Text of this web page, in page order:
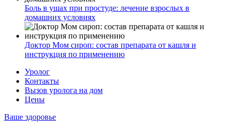
Боль в ушах при простуде: лечение взрослых в
домашних условиях
Доктор Мом сироп: состав препарата от кашля и
инструкция по применению
Уролог
Контакты
Вызов уролога на дом
Цены
Ваше здоровье